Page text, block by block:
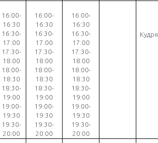
16:00-
16:30
16:30-
17:00
17:30-
18:00
18:00-
18:30
18:30-
19:00
19:00-
19:30
19:30-
20:00
16:00-
16:30
16:30-
17:00
17:30-
18:00
18:00-
18:30
18:30-
19:00
19:00-
19:30
19:30-
20:00
16:00-
16:30
16:30-
17:00
17:30-
18:00
18:00-
18:30
18:30-
19:00
19:00-
19:30
19:30-
20:00